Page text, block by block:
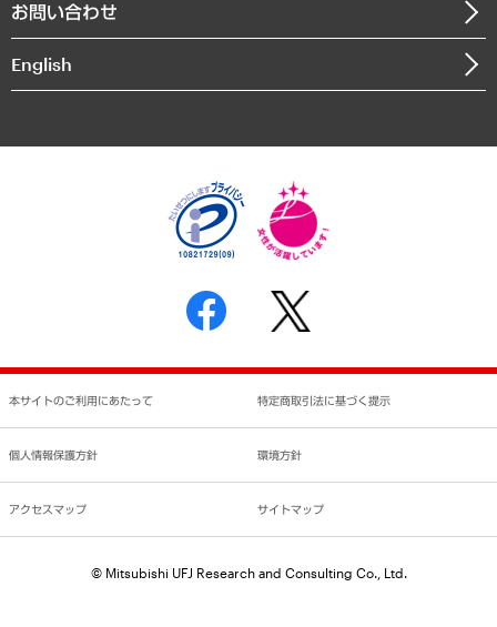
インドネシア現地法人
個人情報保護方針
反社会的勢力に対する基本方針
書面による個人情報の開示等の請求の手続きについて
お問い合わせ
English
本サイトのご利用にあたって 特定商取引法に基づく提示
個人情報保護方針 環境方針
アクセスマップ サイトマップ
© Mitsubishi UFJ Research and Consulting Co., Ltd.